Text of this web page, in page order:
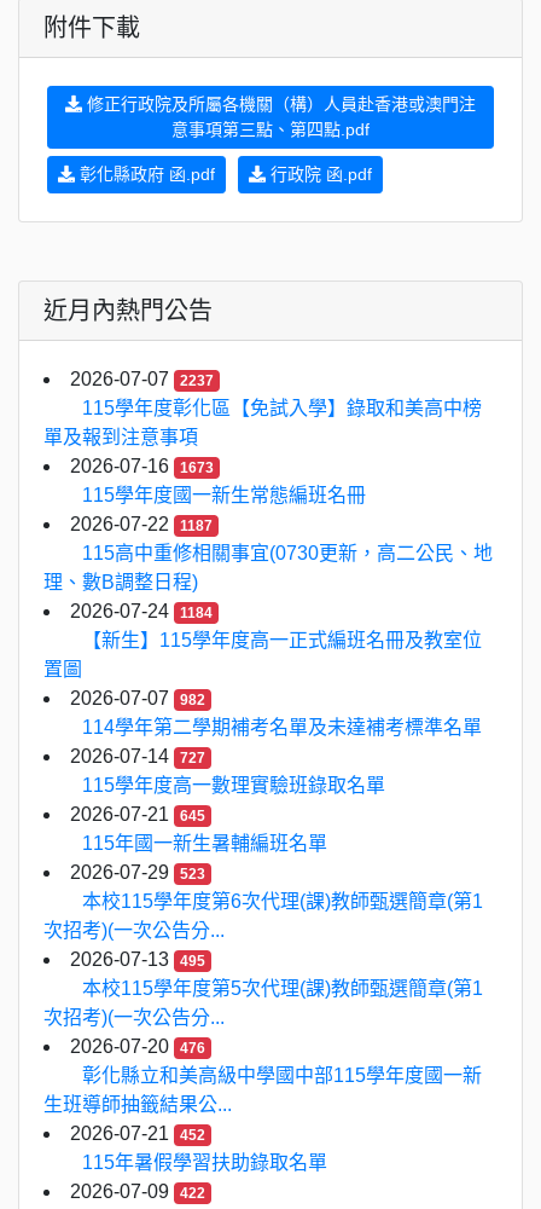
附件下載
修正行政院及所屬各機關（構）人員赴香港或澳門注
意事項第三點、第四點.pdf
彰化縣政府 函.pdf 行政院 函.pdf
近月內熱門公告
2026-07-07 2237
115學年度彰化區【免試入學】錄取和美高中榜
單及報到注意事項
2026-07-16
1673
115學年度國一新生常態編班名冊
2026-07-22
1187
115高中重修相關事宜(0730更新，高二公民、地
理、數B調整日程)
2026-07-24
1184
【新生】115學年度高一正式編班名冊及教室位
置圖
2026-07-07
982
114學年第二學期補考名單及未達補考標準名單
2026-07-14
727
115學年度高一數理實驗班錄取名單
2026-07-21
645
115年國一新生暑輔編班名單
2026-07-29
523
本校115學年度第6次代理(課)教師甄選簡章(第1
次招考)(一次公告分...
2026-07-13
495
本校115學年度第5次代理(課)教師甄選簡章(第1
次招考)(一次公告分...
2026-07-20
476
彰化縣立和美高級中學國中部115學年度國一新
生班導師抽籤結果公...
2026-07-21
452
115年暑假學習扶助錄取名單
2026-07-09
422